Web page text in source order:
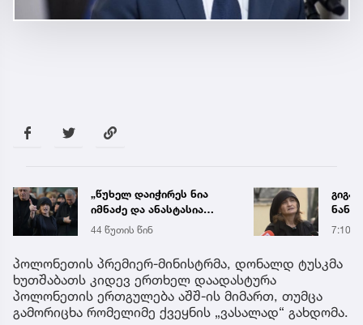
გიგა ავალიანის დედა
ნანა ჟორჟოლიანს:
დადგება დრო და
დღევანდელი „პოსტაობა“
საკუთარ თავთან
შეგარცხვენთ, ეს არის
დანაშაულის ტოლფასი
შეცდომა, რომლის
გამოსწორება
7:10 5 აგვ
პოლონეთის პრემიერ-მინისტრმა, დონალდ ტუსკმა
ხუთშაბათს კიდევ ერთხელ დაადასტურა
პოლონეთის ერთგულება აშშ-ის მიმართ, თუმცა
გამორიცხა რომელიმე ქვეყნის „ვასალად“ გახდომა.